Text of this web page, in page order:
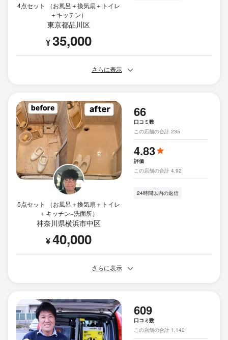
4点セット （お風呂＋換気扇＋トイレ
＋キッチン）
東京都品川区
¥35,000
さらに表示
5点セット （お風呂＋換気扇＋トイレ
＋キッチン+洗面所）
神奈川県横浜市中区
¥40,000
66
口コミ数
この店舗の合計 235
4.83
評価
この店舗の合計 4.92
24時間以内の返信
さらに表示
609
口コミ数
この店舗の合計 1,142